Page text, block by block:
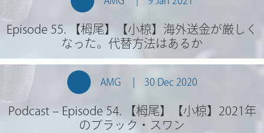
Episode 55. 【栂尾】【小椋】海外送金が厳しく
なった。代替方法はあるか
AMG 30 Dec 2020
Podcast – Episode 54. 【栂尾】【小椋】2021年
のブラック・スワン